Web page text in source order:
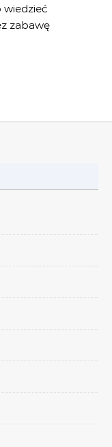
wiedzieć
zabawę